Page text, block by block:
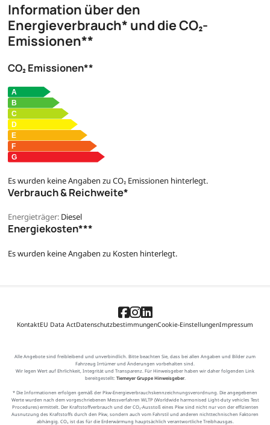
Information über den
Energieverbrauch* und die CO₂-
Emissionen**
CO₂ Emissionen**
Es wurden keine Angaben zu CO₂ Emissionen hinterlegt.
Verbrauch & Reichweite*
Energieträger: Diesel
Energiekosten***
Es wurden keine Angaben zu Kosten hinterlegt.
KontaktEU Data ActDatenschutzbestimmungenCookie-EinstellungenImpressum
Alle Angebote sind freibleibend und unverbindlich. Bitte beachten Sie, dass bei allen Angaben und Bilder zum
Fahrzeug Irrtümer und Änderungen vorbehalten sind.
Wir legen Wert auf Ehrlichkeit, Integrität und Transparenz. Für Hinweisgeber haben wir daher folgenden Link
bereitgestellt: Tiemeyer Gruppe Hinweisgeber.
* Die Informationen erfolgen gemäß der Pkw-Energieverbrauchskennzeichnungsverordnung. Die angegebenen
Werte wurden nach dem vorgeschriebenen Messverfahren WLTP (Worldwide harmonised Light-duty vehicles Test
Procedures) ermittelt. Der Kraftstoffverbrauch und der CO₂-Ausstoß eines Pkw sind nicht nur von der effizienten
Ausnutzung des Kraftstoffs durch den Pkw, sondern auch vom Fahrstil und anderen nichttechnischen Faktoren
abhängig. CO₂ ist das für die Erderwärmung hauptsächlich verantwortliche Treibhausgas.